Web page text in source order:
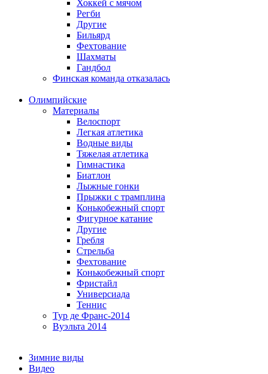
Хоккей с мячом
Регби
Другие
Бильярд
Фехтование
Шахматы
Гандбол
Финская команда отказалась
Олимпийские
Материалы
Велоспорт
Легкая атлетика
Водные виды
Тяжелая атлетика
Гимнастика
Биатлон
Лыжные гонки
Прыжки с трамплина
Конькобежный спорт
Фигурное катание
Другие
Гребля
Стрельба
Фехтование
Конькобежный спорт
Фристайл
Универсиада
Теннис
Тур де Франс-2014
Вуэльта 2014
Зимние виды
Видео